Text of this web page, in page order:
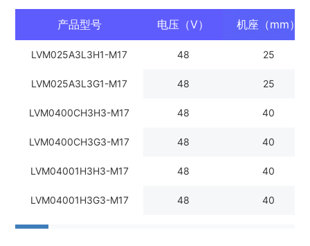
产品型号 电压（V） 机座（mm）
LVM025A3L3H1-M17 48 25
LVM025A3L3G1-M17 48 25
LVM0400CH3H3-M17 48 40
LVM0400CH3G3-M17 48 40
LVM04001H3H3-M17 48 40
LVM04001H3G3-M17 48 40